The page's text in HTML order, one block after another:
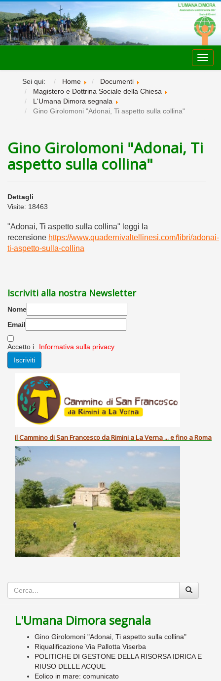
Sei qui:
Home
Documenti
Magistero e Dottrina Sociale della Chiesa
L'Umana Dimora segnala
Gino Girolomoni "Adonai, Ti aspetto sulla collina"
Gino Girolomoni "Adonai, Ti
aspetto sulla collina"
Dettagli
Visite: 18463
"Adonai, Ti aspetto sulla collina" leggi la
recensione https://www.quadernivaltellinesi.com/libri/adonai-
ti-aspetto-sulla-collina
Iscriviti alla nostra Newsletter
Nome
Email
Accetto i Informativa sulla privacy
IlCamminodiSan FrancescodaRimini aLa Verna... e fino a Roma
L'Umana Dimora segnala
Gino Girolomoni "Adonai, Ti aspetto sulla collina"
Riqualificazione Via Pallotta Viserba
POLITICHE DI GESTONE DELLA RISORSA IDRICA E
RIUSO DELLE ACQUE
Eolico in mare: comunicato